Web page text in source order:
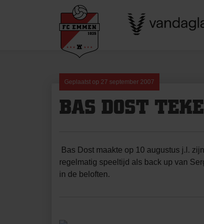
Geplaatst op 27 september 2007
BAS DOST
Bas Dost maakte op 10 augustus j.l.
regelmatig speeltijd als back up van
in de beloften.